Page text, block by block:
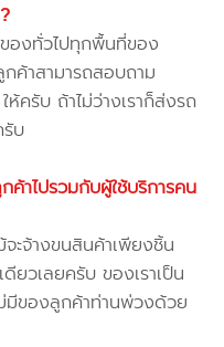
ของทั่วไปทุกพื้นที่ของ
ค้าสามารถสอบถาม
ห้ครับ ถ้าไม่ว่างเราก็ส่งรถ
บ
ค้าไปรวมกับผู้ใช้บริการคน
ะจ้างขนสินค้าเพียงชิ้น
ยวเลยครับ ของเราเป็น
มีของลูกค้าท่านพ่วงด้วย